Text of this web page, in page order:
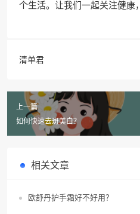
个生活。让我们一起关注健康
清单君
上一篇
如何快速去斑美白？
相关文章
欧舒丹护手霜好不好用？